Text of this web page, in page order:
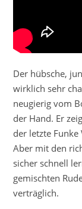
Der hübsche,
wirklich sehr
neugierig vom
der Hand. Er
der letzte
Aber mit den
sicher schnell
gemischten
verträglich.